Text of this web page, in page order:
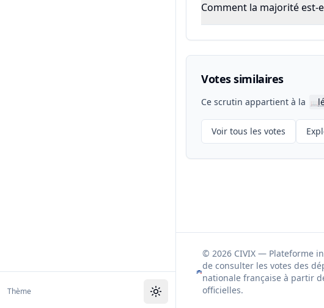
Thème Toggle theme
Comment la majorité est-
Votes similaires
Ce scrutin appartient à la 📖
Voir tous les votes
© 2026 CIVIX — Plateforme
de consulter les votes des
nationale française à partir
officielles.